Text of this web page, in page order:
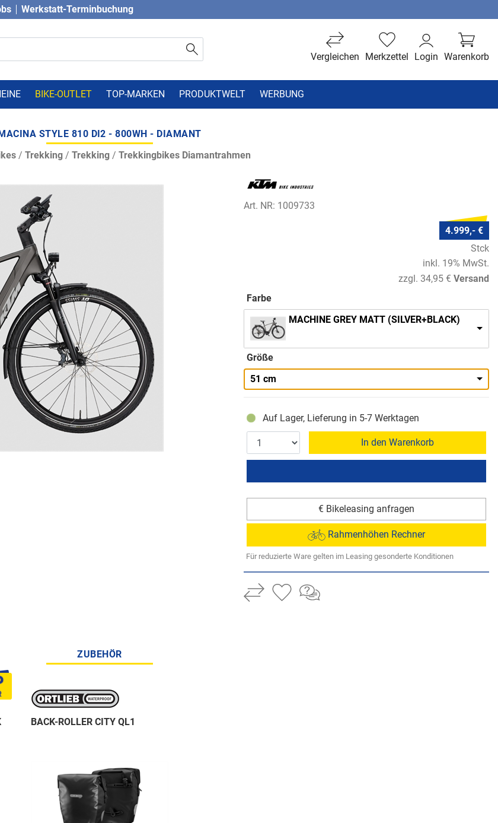
Werkstatt-Terminbuchung
Warenkorb
Login
Merkzettel
Vergleichen
BIKE-OUTLET TOP-MARKEN PRODUKTWELT WERBUNG
STYLE 810 DI2 - 800WH - DIAMANT
/ Trekking/ Trekking/ Trekkingbikes Diamantrahmen
Art. NR: 1009733
4.999,- €
Stck
inkl. 19% MwSt.
zzgl. 34,95 € Versand
Farbe
MACHINE GREY MATT (SILVER+BLACK)
Größe
51 cm
Auf Lager, Lieferung in 5-7 Werktagen
In den Warenkorb
€ Bikeleasing anfragen
Rahmenhöhen Rechner
Für reduzierte Ware gelten im Leasing gesonderte Konditionen
ZUBEHÖR
BACK-ROLLER CITY QL1